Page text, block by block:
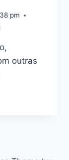
pm
outras